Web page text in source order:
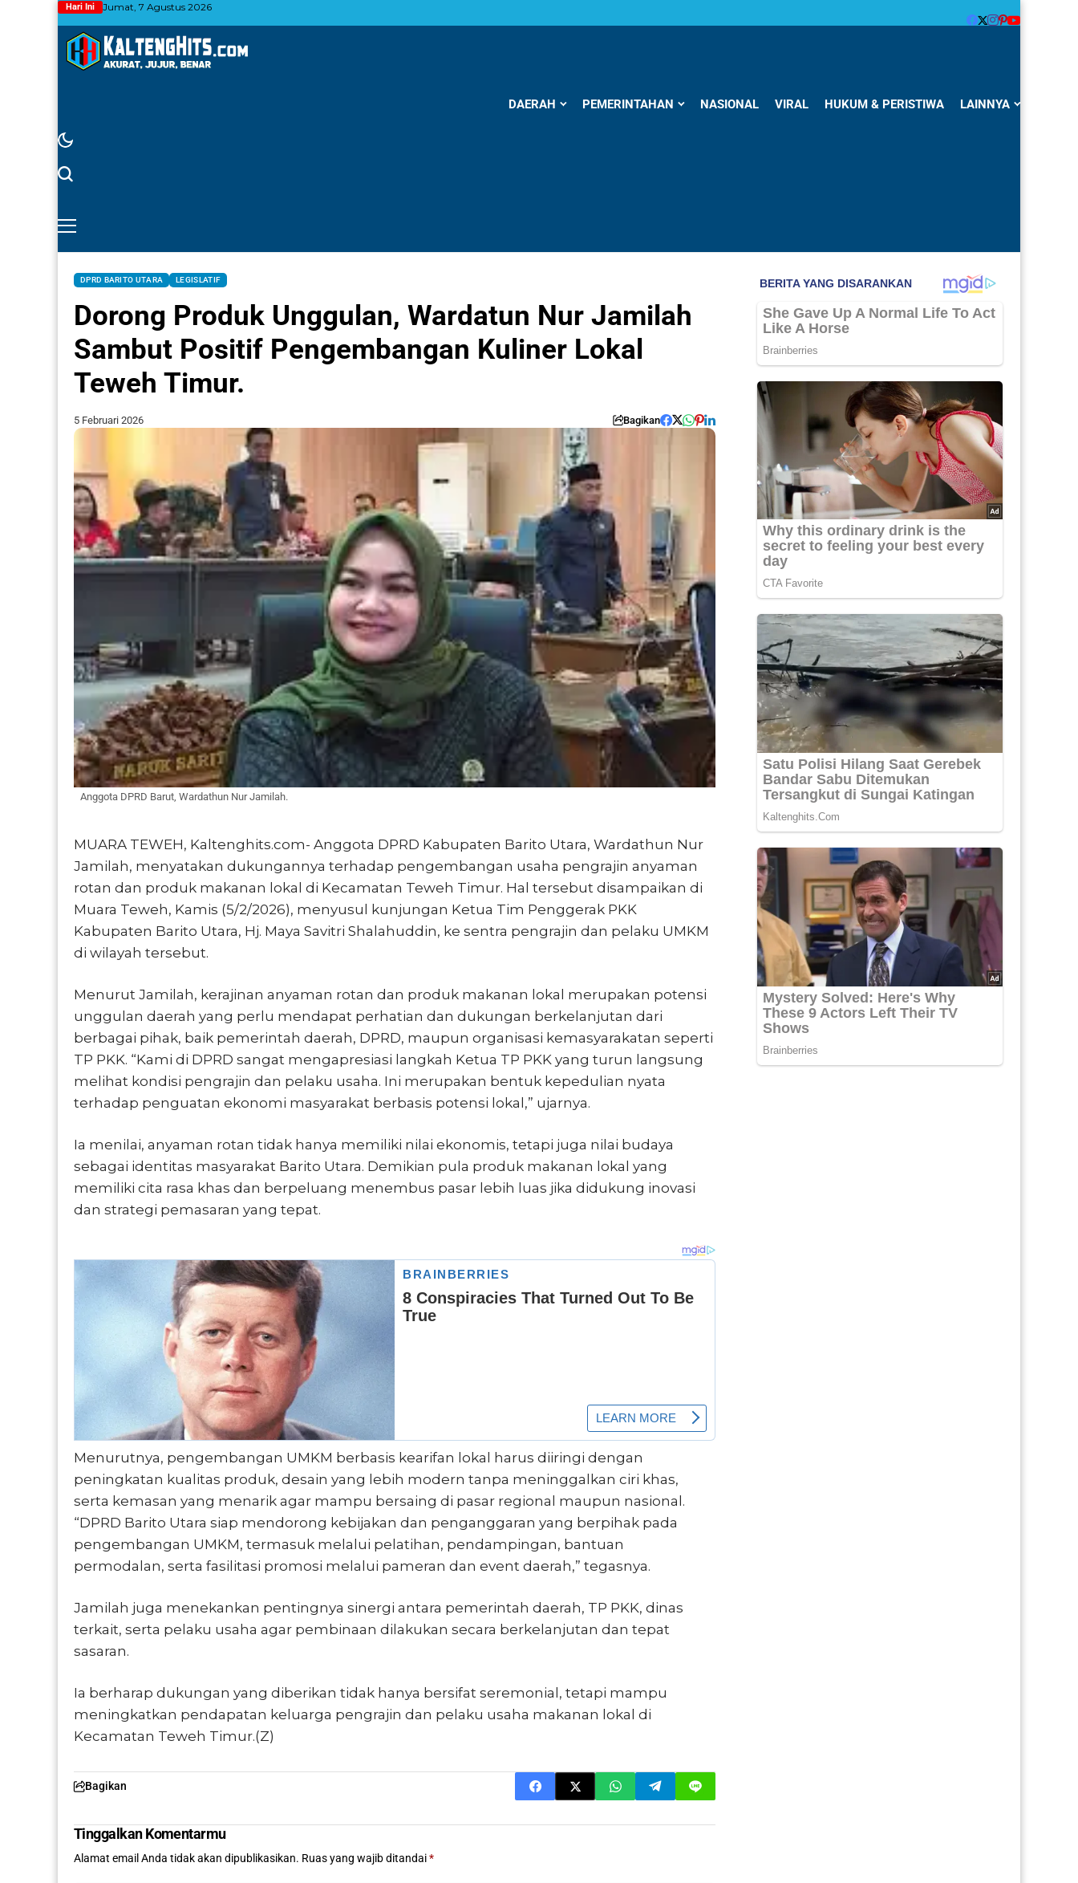
Hari Ini Jumat, 7 Agustus 2026
DAERAH PEMERINTAHAN NASIONAL VIRAL HUKUM & PERISTIWA LAINNYA
DPRD BARITO UTARA LEGISLATIF
Dorong Produk Unggulan, Wardatun Nur Jamilah
Sambut Positif Pengembangan Kuliner Lokal
Teweh Timur.
5 Februari 2026 Bagikan
Anggota DPRD Barut, Wardathun Nur Jamilah.
MUARA TEWEH, Kaltenghits.com- Anggota DPRD Kabupaten Barito Utara, Wardathun Nur
Jamilah, menyatakan dukungannya terhadap pengembangan usaha pengrajin anyaman
rotan dan produk makanan lokal di Kecamatan Teweh Timur. Hal tersebut disampaikan di
Muara Teweh, Kamis (5/2/2026), menyusul kunjungan Ketua Tim Penggerak PKK
Kabupaten Barito Utara, Hj. Maya Savitri Shalahuddin, ke sentra pengrajin dan pelaku UMKM
di wilayah tersebut.
Menurut Jamilah, kerajinan anyaman rotan dan produk makanan lokal merupakan potensi
unggulan daerah yang perlu mendapat perhatian dan dukungan berkelanjutan dari
berbagai pihak, baik pemerintah daerah, DPRD, maupun organisasi kemasyarakatan seperti
TP PKK. “Kami di DPRD sangat mengapresiasi langkah Ketua TP PKK yang turun langsung
melihat kondisi pengrajin dan pelaku usaha. Ini merupakan bentuk kepedulian nyata
terhadap penguatan ekonomi masyarakat berbasis potensi lokal,” ujarnya.
Ia menilai, anyaman rotan tidak hanya memiliki nilai ekonomis, tetapi juga nilai budaya
sebagai identitas masyarakat Barito Utara. Demikian pula produk makanan lokal yang
memiliki cita rasa khas dan berpeluang menembus pasar lebih luas jika didukung inovasi
dan strategi pemasaran yang tepat.
Menurutnya, pengembangan UMKM berbasis kearifan lokal harus diiringi dengan
peningkatan kualitas produk, desain yang lebih modern tanpa meninggalkan ciri khas,
serta kemasan yang menarik agar mampu bersaing di pasar regional maupun nasional.
“DPRD Barito Utara siap mendorong kebijakan dan penganggaran yang berpihak pada
pengembangan UMKM, termasuk melalui pelatihan, pendampingan, bantuan
permodalan, serta fasilitasi promosi melalui pameran dan event daerah,” tegasnya.
Jamilah juga menekankan pentingnya sinergi antara pemerintah daerah, TP PKK, dinas
terkait, serta pelaku usaha agar pembinaan dilakukan secara berkelanjutan dan tepat
sasaran.
Ia berharap dukungan yang diberikan tidak hanya bersifat seremonial, tetapi mampu
meningkatkan pendapatan keluarga pengrajin dan pelaku usaha makanan lokal di
Kecamatan Teweh Timur.(Z)
Bagikan
Tinggalkan Komentarmu
Alamat email Anda tidak akan dipublikasikan. Ruas yang wajib ditandai*